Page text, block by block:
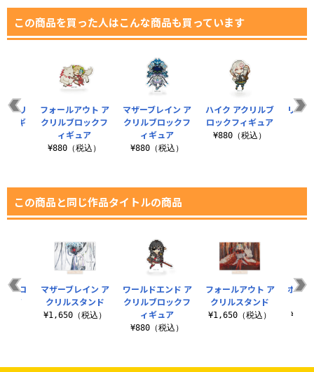
この商品を買った人はこんな商品も買っています
マザーブレイン ア
クリルブロックフ
ィギュア
¥880（税込）
ハイク アクリルブ
ロックフィギュア
¥880（税込）
リコ
クリ
ィギ
フォールアウト ア
クリルブロックフ
ィギュア
¥880（税込）
この商品と同じ作品タイトルの商品
ワールドエンド ア
クリルブロックフ
ィギュア
¥880（税込）
フォールアウト ア
クリルスタンド
¥1,650（税込）
ホー
ブロ
ュア
マザーブレイン ア
クリルスタンド
¥1,650（税込）